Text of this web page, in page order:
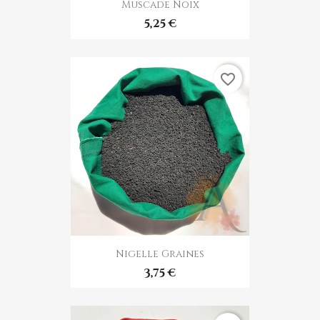
Muscade Noix
5,25 €
Nigelle Graines
3,75 €
favorite_border